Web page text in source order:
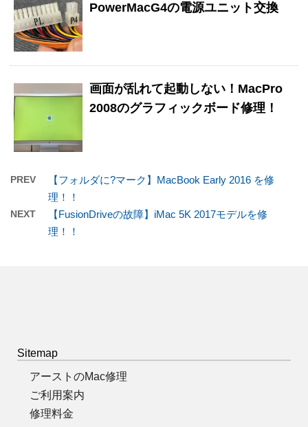
PowerMacG4の電源ユニット交換
画面が乱れて起動しない！MacPro
2008のグラフィックボード修理！
PREV
【フォルダに?マーク】MacBook Early 2016 を修
理！！
NEXT
【FusionDriveの故障】iMac 5K 2017モデルを修
理！！
Sitemap
アーストのMac修理
ご利用案内
修理料金